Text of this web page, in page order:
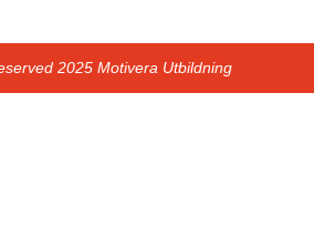
2025 Motivera Utbildning